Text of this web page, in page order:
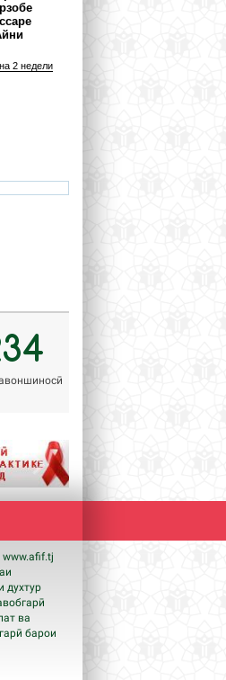
2 недели
Next
afif.tj
духтур
ва
барои